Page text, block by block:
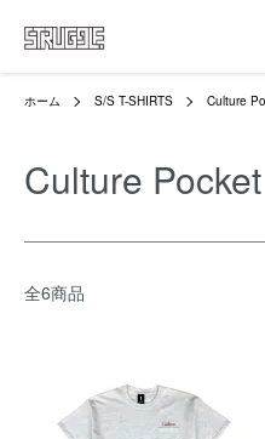
ホーム S/S T-SHIRTS Culture
Culture
全6商品